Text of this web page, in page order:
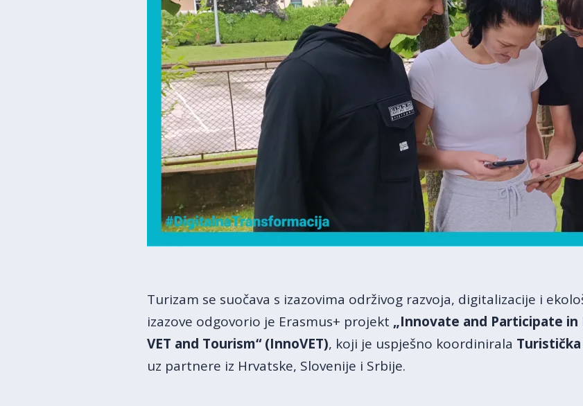
Turizam se suočava s izazovima održivog razvoja, digitalizacije i
izazove odgovorio je Erasmus+ projekt „Innovate and Participate
VET and Tourism“ (InnoVET), koji je uspješno koordinirala
uz partnere iz Hrvatske, Slovenije i Srbije.